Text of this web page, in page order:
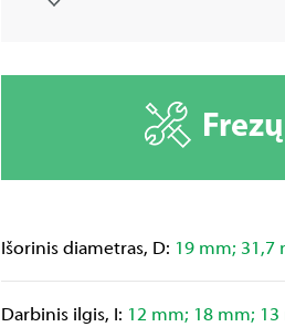
Išorinis diametras, D: 19 mm; 31,7
Darbinis ilgis, I: 12 mm; 18 mm; 13